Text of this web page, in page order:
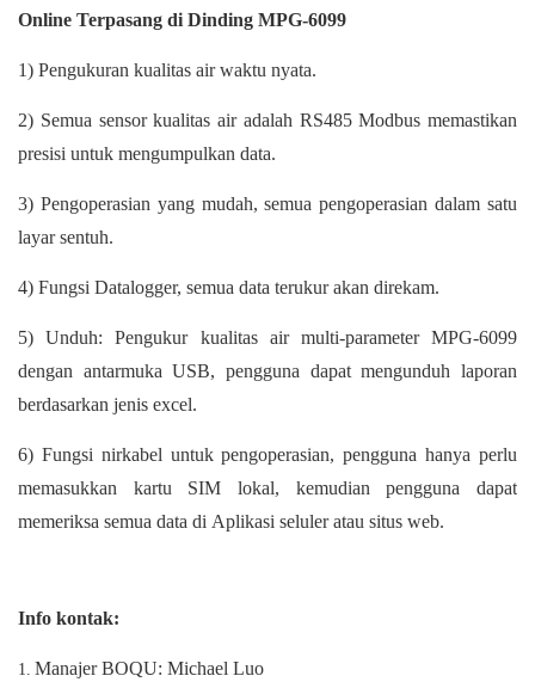
Online Terpasang di Dinding MPG-6099
1) Pengukuran kualitas air waktu nyata.
2) Semua sensor kualitas air adalah RS485 Modbus memastikan
presisi untuk mengumpulkan data.
3) Pengoperasian yang mudah, semua pengoperasian dalam satu
layar sentuh.
4) Fungsi Datalogger, semua data terukur akan direkam.
5) Unduh: Pengukur kualitas air multi-parameter MPG-6099
dengan antarmuka USB, pengguna dapat mengunduh laporan
berdasarkan jenis excel.
6) Fungsi nirkabel untuk pengoperasian, pengguna hanya perlu
memasukkan kartu SIM lokal, kemudian pengguna dapat
memeriksa semua data di Aplikasi seluler atau situs web.
Info kontak:
Manajer BOQU: Michael Luo